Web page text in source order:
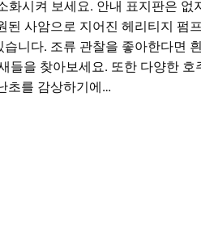
화시켜 보세요. 안내 표지판은 없
된 사암으로 지어진 헤리티지 펌
니다. 조류 관찰을 좋아한다면
들을 찾아보세요. 또한 다양한 호
초를 감상하기에…
습니다. 산책로를 걷다가 복원된